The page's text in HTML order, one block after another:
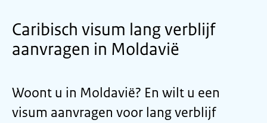
Caribisch visum lang verblijf
aanvragen in Moldavië
Woont u in Moldavië? En wilt u een
visum aanvragen voor lang verblijf